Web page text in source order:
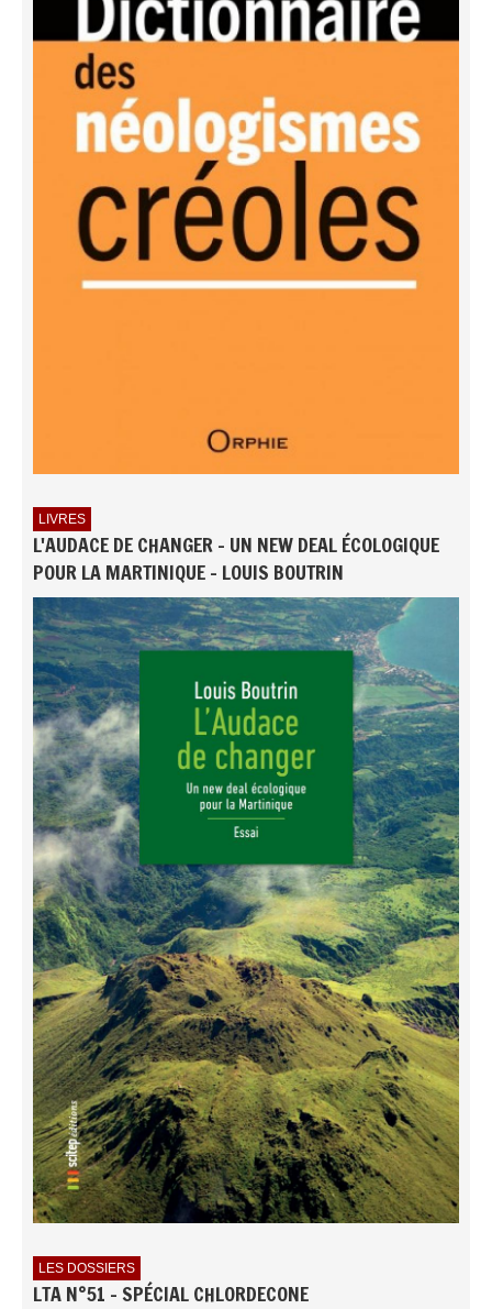
LIVRES
L'AUDACE DE CHANGER - UN NEW DEAL ÉCOLOGIQUE
POUR LA MARTINIQUE - LOUIS BOUTRIN
LES DOSSIERS
LTA N°51 - SPÉCIAL CHLORDECONE